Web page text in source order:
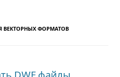
ВЕКТОРНЫХ ФОРМАТОВ